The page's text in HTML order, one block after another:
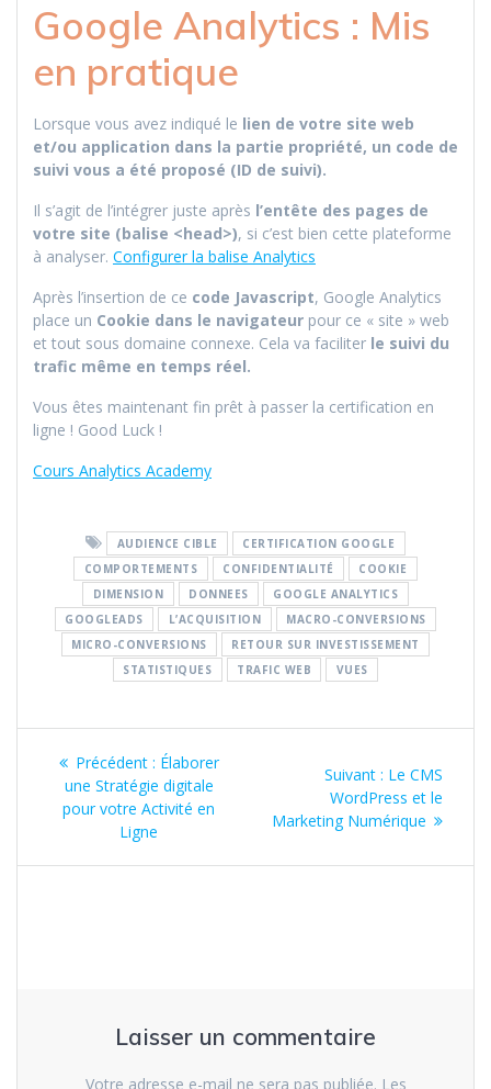
Google Analytics : Mis
en pratique
Lorsque vous avez indiqué le lien de votre site web
et/ou application dans la partie propriété, un code de
suivi vous a été proposé (ID de suivi).
Il s’agit de l’intégrer juste après l’entête des pages de
votre site (balise <head>), si c’est bien cette plateforme
à analyser. Configurer la balise Analytics
Après l’insertion de ce code Javascript, Google Analytics
place un Cookie dans le navigateur pour ce « site » web
et tout sous domaine connexe. Cela va faciliter le suivi du
trafic même en temps réel.
Vous êtes maintenant fin prêt à passer la certification en
ligne ! Good Luck !
Cours Analytics Academy
AUDIENCE CIBLE
CERTIFICATION GOOGLE
COMPORTEMENTS
CONFIDENTIALITÉ
COOKIE
DIMENSION
DONNEES
GOOGLE ANALYTICS
GOOGLEADS
L’ACQUISITION
MACRO-CONVERSIONS
MICRO-CONVERSIONS
RETOUR SUR INVESTISSEMENT
STATISTIQUES
TRAFIC WEB VUES
Navigation
l’article
Précédent : Article
précédent
:
Élaborer
une Stratégie digitale
pour votre Activité en
Ligne
Suivant : Article
suivant
:
Le CMS
WordPress et le
Marketing Numérique
Laisser un commentaire
Votre adresse e-mail ne sera pas publiée. Les